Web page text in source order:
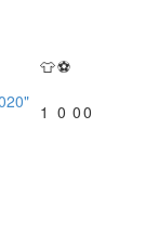
👕⚽
1 0 00